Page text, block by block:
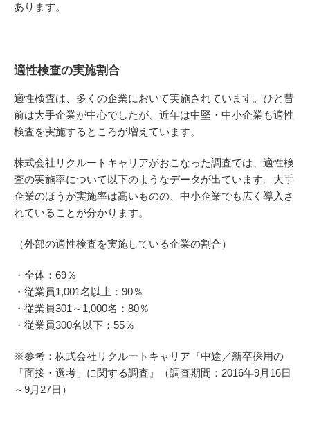
あります。
適性検査の実施割合
適性検査は、多くの企業において実施されています。ひと昔
前は大手企業が中心でしたが、近年は中堅・中小企業も適性
検査を実施するところが増えています。
株式会社リクルートキャリアがおこなった調査では、適性検
査の実施率について以下のようなデータが出ています。大手
企業のほうが実施率は高いものの、中小企業でも広く導入さ
れていることが分かります。
（外部の適性検査を実施している企業の割合）
・全体：69％
・従業員1,001名以上：90％
・従業員301～1,000名：80％
・従業員300名以下：55％
※参考：株式会社リクルートキャリア『中途／新卒採用の
「面接・選考」に関する調査』（調査期間：2016年9月16日
～9月27日）